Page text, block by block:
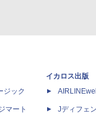
ジック
マート
イカロス出版
Jディフェ